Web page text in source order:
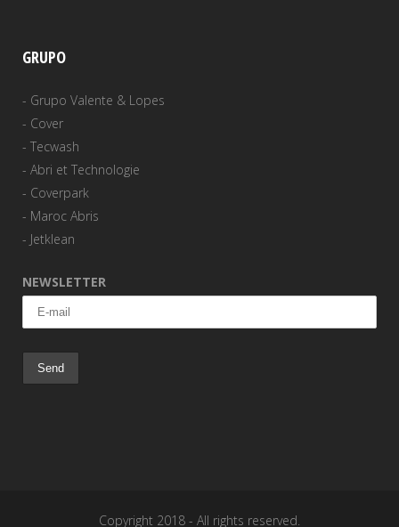
GRUPO
- Grupo Valente & Lopes
- Cover
- Tecwash
- Abri et Technologie
- Coverpark
- Maroc Abris
- Jetklean
NEWSLETTER
Copyright 2018 - All rights reserved.